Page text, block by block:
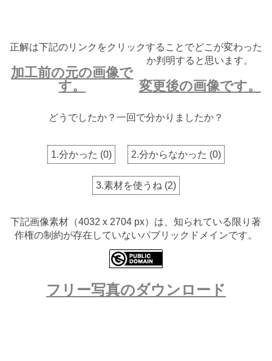
正解は下記のリンクをクリックすることでどこが変わった
か判明すると思います。
加工前の元の画像で
す。
変更後の画像です。
どうでしたか？一回で分かりましたか？
1.分かった (0) 2.分からなかった (0)
3.素材を使うね (2)
下記画像素材（4032 x 2704 px）は、知られている限り著
作権の制約が存在していないパブリックドメインです。
フリー写真のダウンロード